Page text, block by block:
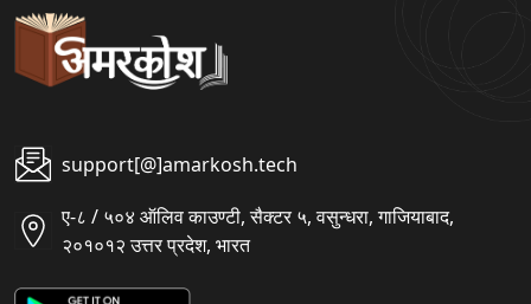
support[@]amarkosh.tech
ए-८ / ५०४ ऑलिव काउण्टी, सैक्टर ५, वसुन्धरा, गाजियाबाद,
२०१०१२ उत्तर प्रदेश, भारत